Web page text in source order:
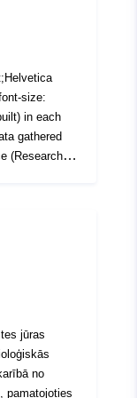
size:
in each
gathered
(Research)
data
jūras
no
pamatojoties